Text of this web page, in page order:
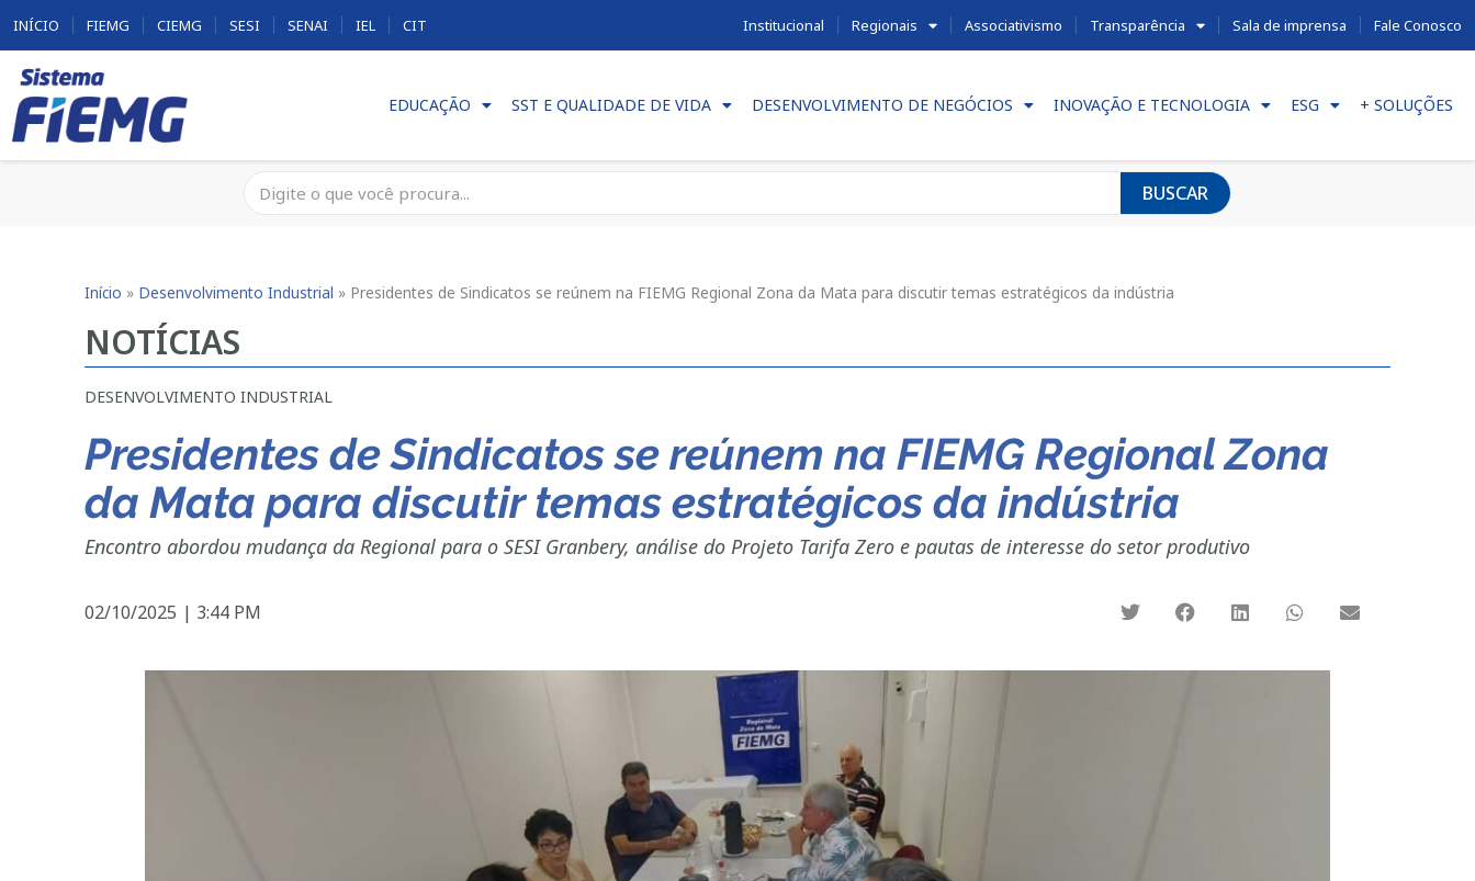
INÍCIO FIEMG CIEMG SESI SENAI IEL CIT Institucional Regionais Associativismo Transparência Sala de imprensa Fale Conosco
EDUCAÇÃO SST E QUALIDADE DE VIDA DESENVOLVIMENTO DE NEGÓCIOS INOVAÇÃO E TECNOLOGIA ESG + SOLUÇÕES
BUSCAR
Início » Desenvolvimento Industrial » Presidentes de Sindicatos se reúnem na FIEMG Regional Zona da Mata para discutir temas estratégicos da indústria
NOTÍCIAS
DESENVOLVIMENTO INDUSTRIAL
Presidentes de Sindicatos se reúnem na FIEMG Regional Zona
da Mata para discutir temas estratégicos da indústria
Encontro abordou mudança da Regional para o SESI Granbery, análise do Projeto Tarifa Zero e pautas de interesse do setor produtivo
02/10/2025 | 3:44 PM